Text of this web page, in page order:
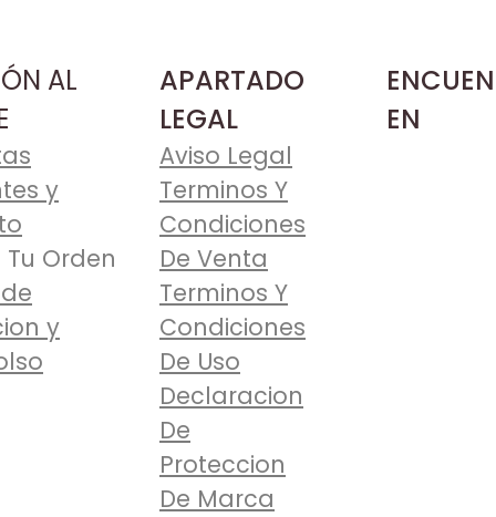
AL
y
Orden
y
APARTADO
LEGAL
Aviso Legal
Terminos Y
Condiciones
De Venta
Terminos Y
Condiciones
De Uso
Declaracion
De
Proteccion
De Marca
EN